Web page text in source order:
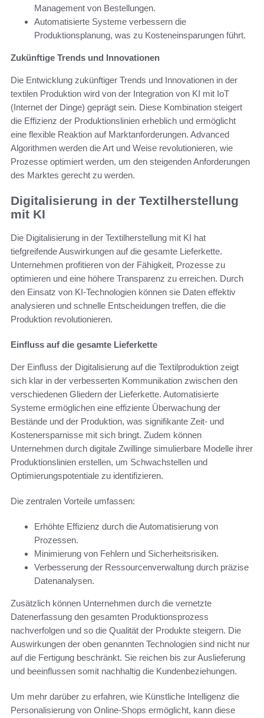
Management von Bestellungen.
Automatisierte Systeme verbessern die
Produktionsplanung, was zu Kosteneinsparungen führt.
Zukünftige Trends und Innovationen
Die Entwicklung zukünftiger Trends und Innovationen in der
textilen Produktion wird von der Integration von KI mit IoT
(Internet der Dinge) geprägt sein. Diese Kombination steigert
die Effizienz der Produktionslinien erheblich und ermöglicht
eine flexible Reaktion auf Marktanforderungen. Advanced
Algorithmen werden die Art und Weise revolutionieren, wie
Prozesse optimiert werden, um den steigenden Anforderungen
des Marktes gerecht zu werden.
Digitalisierung in der Textilherstellung
mit KI
Die Digitalisierung in der Textilherstellung mit KI hat
tiefgreifende Auswirkungen auf die gesamte Lieferkette.
Unternehmen profitieren von der Fähigkeit, Prozesse zu
optimieren und eine höhere Transparenz zu erreichen. Durch
den Einsatz von KI-Technologien können sie Daten effektiv
analysieren und schnelle Entscheidungen treffen, die die
Produktion revolutionieren.
Einfluss auf die gesamte Lieferkette
Der Einfluss der Digitalisierung auf die Textilproduktion zeigt
sich klar in der verbesserten Kommunikation zwischen den
verschiedenen Gliedern der Lieferkette. Automatisierte
Systeme ermöglichen eine effiziente Überwachung der
Bestände und der Produktion, was signifikante Zeit- und
Kostenersparnisse mit sich bringt. Zudem können
Unternehmen durch digitale Zwillinge simulierbare Modelle ihrer
Produktionslinien erstellen, um Schwachstellen und
Optimierungspotentiale zu identifizieren.
Die zentralen Vorteile umfassen:
Erhöhte Effizienz durch die Automatisierung von
Prozessen.
Minimierung von Fehlern und Sicherheitsrisiken.
Verbesserung der Ressourcenverwaltung durch präzise
Datenanalysen.
Zusätzlich können Unternehmen durch die vernetzte
Datenerfassung den gesamten Produktionsprozess
nachverfolgen und so die Qualität der Produkte steigern. Die
Auswirkungen der oben genannten Technologien sind nicht nur
auf die Fertigung beschränkt. Sie reichen bis zur Auslieferung
und beeinflussen somit nachhaltig die Kundenbeziehungen.
Um mehr darüber zu erfahren, wie Künstliche Intelligenz die
Personalisierung von Online-Shops ermöglicht, kann diese